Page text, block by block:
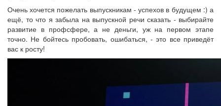
Очень хочется пожелать выпускникам - успехов в будущем :) а
ещё, то что я забыла на выпускной речи сказать - выбирайте
развитие в профсфере, а не деньги, уж на первом этапе
точно. Не бойтесь пробовать, ошибаться, - это все приведёт
вас к росту!